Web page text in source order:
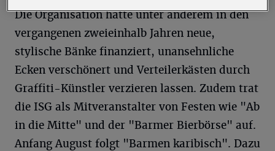
Die Organisation hatte unter anderem in den
vergangenen zweieinhalb Jahren neue,
stylische Bänke finanziert, unansehnliche
Ecken verschönert und Verteilerkästen durch
Graffiti-Künstler verzieren lassen. Zudem trat
die ISG als Mitveranstalter von Festen wie "Ab
in die Mitte" und der "Barmer Bierbörse" auf.
Anfang August folgt "Barmen karibisch". Dazu